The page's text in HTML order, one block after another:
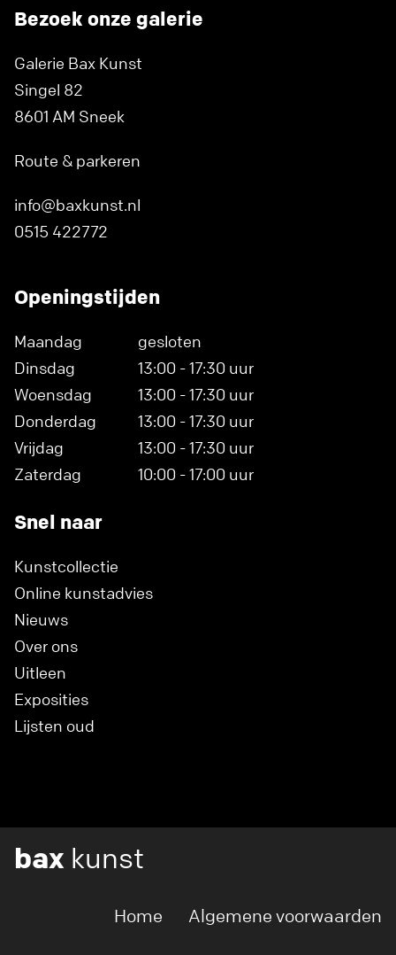
Bezoek onze galerie
Galerie Bax Kunst
Singel 82
8601 AM Sneek
Route & parkeren
info@baxkunst.nl
0515 422772
Openingstijden
Maandag
gesloten
Dinsdag
13:00 - 17:30 uur
Woensdag
13:00 - 17:30 uur
Donderdag
13:00 - 17:30 uur
Vrijdag
13:00 - 17:30 uur
Zaterdag
10:00 - 17:00 uur
Snel naar
Kunstcollectie
Online kunstadvies
Nieuws
Over ons
Uitleen
Exposities
Lijsten oud
bax kunst
Home Algemene voorwaarden